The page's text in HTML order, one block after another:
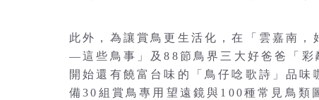
此外，為讓賞鳥更生活化，在「雲嘉南
—這些鳥事」及88節鳥界三大好爸爸「彩
開始還有饒富台味的「鳥仔唸歌詩」品
備30組賞鳥專用望遠鏡與100種常見鳥類